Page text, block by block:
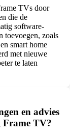
TVs door
die de
software-
toevoegen, zoals
smart home
met nieuwe
te laten
en advies
Frame TV?